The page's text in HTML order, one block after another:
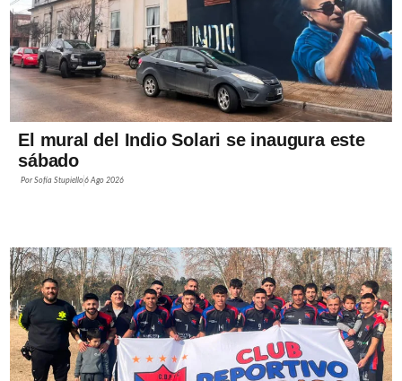
El mural del Indio Solari se inaugura este
sábado
PorSofía Stupiello6 Ago 2026